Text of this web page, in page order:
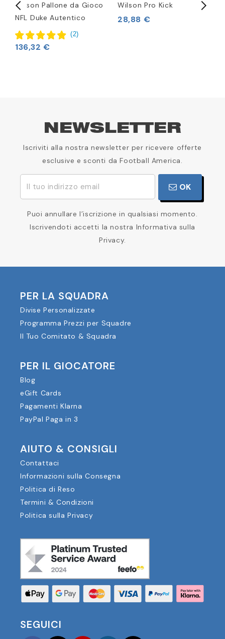
Wilson Pallone da Gioco
NFL Duke Autentico
(2)
136,32 €
Wilson Pro Kick
28,88 €
NEWSLETTER
Iscriviti alla nostra newsletter per ricevere offerte
esclusive e sconti da Football America.
OK
Puoi annullare l’iscrizione in qualsiasi momento.
Iscrivendoti accetti la nostra Informativa sulla
Privacy.
PER LA SQUADRA
Divise Personalizzate
Programma Prezzi per Squadre
Il Tuo Comitato & Squadra
PER IL GIOCATORE
Blog
eGift Cards
Pagamenti Klarna
PayPal Paga in 3
AIUTO & CONSIGLI
Contattaci
Informazioni sulla Consegna
Politica di Reso
Termini & Condizioni
Politica sulla Privacy
SEGUICI